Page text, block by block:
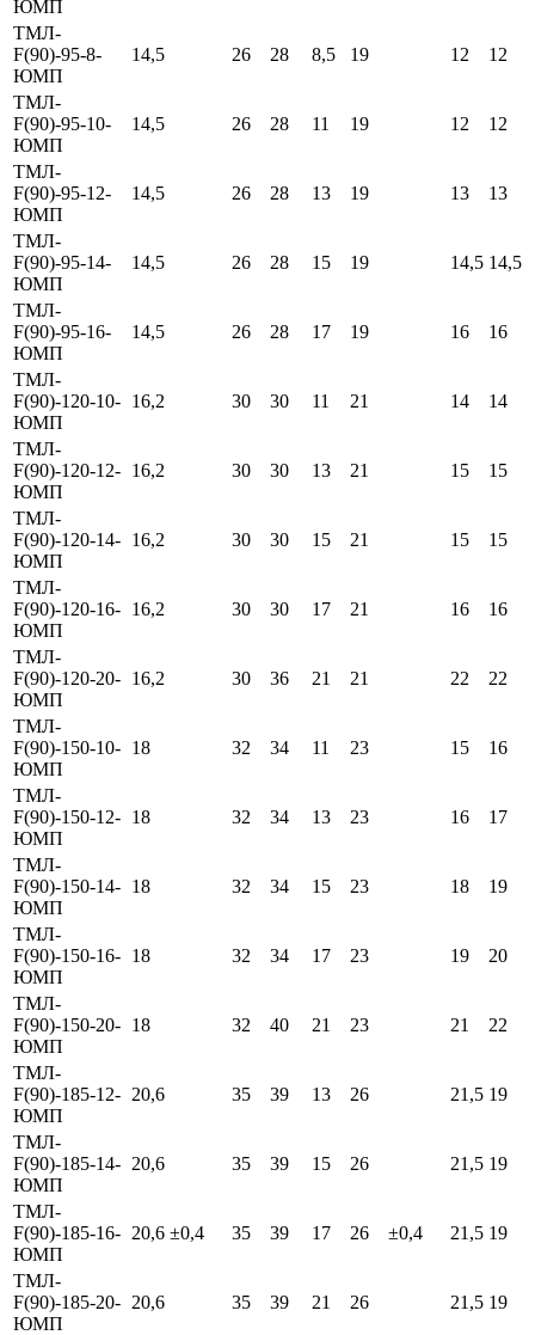
ЮМП
ТМЛ-
F(90)-95-8-
ЮМП
14,5 26 28 8,5 19 12 12
ТМЛ-
F(90)-95-10-
ЮМП
14,5 26 28 11 19 12 12
ТМЛ-
F(90)-95-12-
ЮМП
14,5 26 28 13 19 13 13
ТМЛ-
F(90)-95-14-
ЮМП
14,5 26 28 15 19 14,5 14,5
ТМЛ-
F(90)-95-16-
ЮМП
14,5 26 28 17 19 16 16
ТМЛ-
F(90)-120-10-
ЮМП
16,2 30 30 11 21 14 14
ТМЛ-
F(90)-120-12-
ЮМП
16,2 30 30 13 21 15 15
ТМЛ-
F(90)-120-14-
ЮМП
16,2 30 30 15 21 15 15
ТМЛ-
F(90)-120-16-
ЮМП
16,2 30 30 17 21 16 16
ТМЛ-
F(90)-120-20-
ЮМП
16,2 30 36 21 21 22 22
ТМЛ-
F(90)-150-10-
ЮМП
18 32 34 11 23 15 16
ТМЛ-
F(90)-150-12-
ЮМП
18 32 34 13 23 16 17
ТМЛ-
F(90)-150-14-
ЮМП
18 32 34 15 23 18 19
ТМЛ-
F(90)-150-16-
ЮМП
18 32 34 17 23 19 20
ТМЛ-
F(90)-150-20-
ЮМП
18 32 40 21 23 21 22
ТМЛ-
F(90)-185-12-
ЮМП
20,6
±0,4
35 39 13 26
±0,4
21,5 19
ТМЛ-
F(90)-185-14-
ЮМП
20,6 35 39 15 26 21,5 19
ТМЛ-
F(90)-185-16-
ЮМП
20,6 35 39 17 26 21,5 19
ТМЛ-
F(90)-185-20-
ЮМП
20,6 35 39 21 26 21,5 19